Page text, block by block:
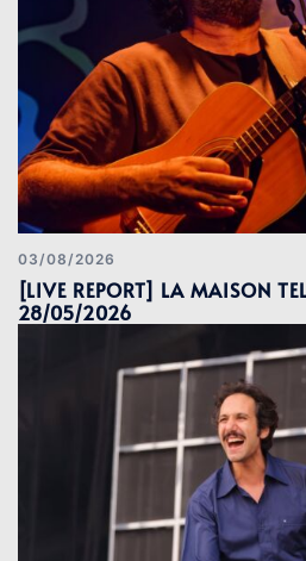
03/08/2026
[LIVE REPORT] LA MAISON
28/05/2026